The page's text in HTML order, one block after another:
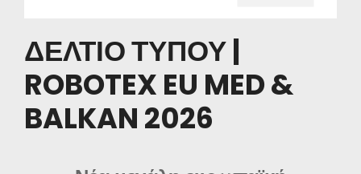
ΔΕΛΤΙΟ ΤΥΠΟΥ |
ROBOTEX EU MED &
BALKAN 2026